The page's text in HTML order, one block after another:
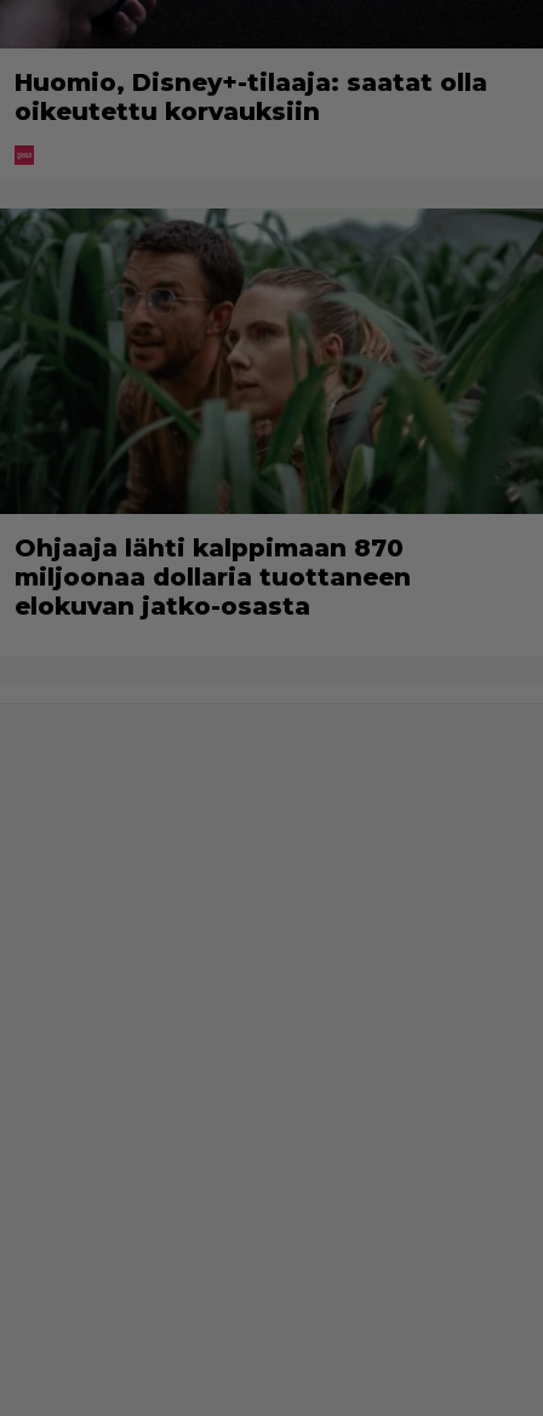
Huomio, Disney+-tilaaja: saatat olla
oikeutettu korvauksiin
Ohjaaja lähti kalppimaan 870
miljoonaa dollaria tuottaneen
elokuvan jatko-osasta